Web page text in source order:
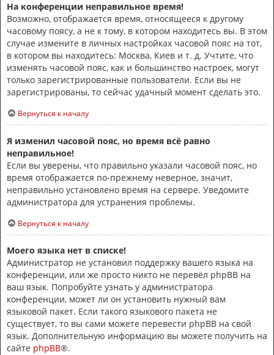
На конференции неправильное время!
Возможно, отображается время, относящееся к другому
часовому поясу, а не к тому, в котором находитесь вы. В этом
случае измените в личных настройках часовой пояс на тот,
в котором вы находитесь: Москва, Киев и т. д. Учтите, что
изменять часовой пояс, как и большинство настроек, могут
только зарегистрированные пользователи. Если вы не
зарегистрированы, то сейчас удачный момент сделать это.
Вернуться к началу
Я изменил часовой пояс, но время всё равно
неправильное!
Если вы уверены, что правильно указали часовой пояс, но
время отображается по-прежнему неверное, значит,
неправильно установлено время на сервере. Уведомите
администратора для устранения проблемы.
Вернуться к началу
Моего языка нет в списке!
Администратор не установил поддержку вашего языка на
конференции, или же просто никто не перевёл phpBB на
ваш язык. Попробуйте узнать у администратора
конференции, может ли он установить нужный вам
языковой пакет. Если такого языкового пакета не
существует, то вы сами можете перевести phpBB на свой
язык. Дополнительную информацию вы можете получить на
сайте phpBB®.